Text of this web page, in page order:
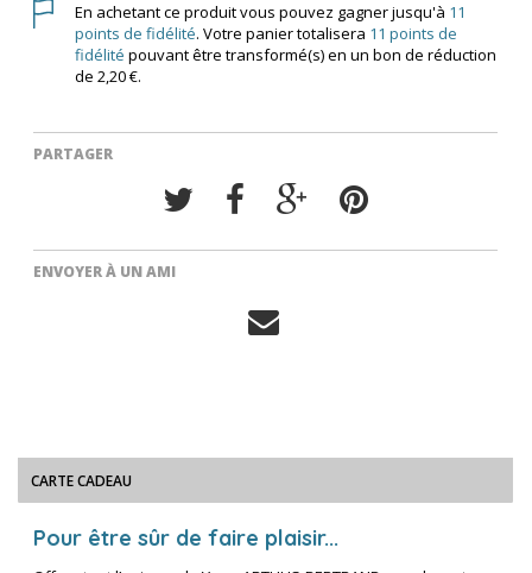
En achetant ce produit vous pouvez gagner jusqu'à 11
points de fidélité. Votre panier totalisera 11 points de
fidélité pouvant être transformé(s) en un bon de réduction
de 2,20 €.
PARTAGER
ENVOYER À UN AMI
CARTE CADEAU
Pour être sûr de faire plaisir...